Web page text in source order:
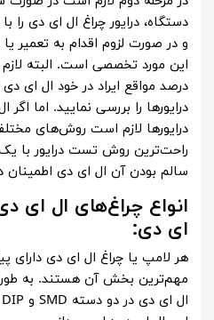
دستگاه، درایور چراغ ال ای دی را
و در صورت لزوم اقدام به تعمیر
این مورد تخصصی است. البته
درصد مواقع ایراد در خود ال ای
درایورها را بررسی نمایید. اما
درایورها لازم است روش‌های
راحت‌ترین روش تست درایور با
سالم بودن آن ال ای دی اطمینان
انواع چراغ‌های ال ای
ای دی:
هر لامپ یا چراغ ال ای دی
مهم‌ترین بخش آن هستند. به طور